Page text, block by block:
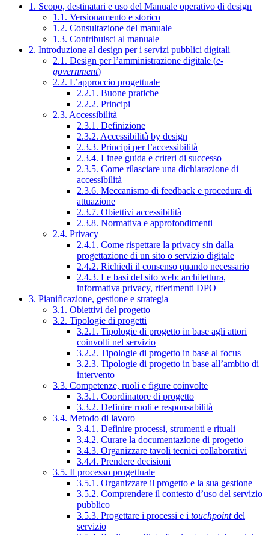
1. Scopo, destinatari e uso del Manuale operativo di design
1.1. Versionamento e storico
1.2. Consultazione del manuale
1.3. Contribuisci al manuale
2. Introduzione al design per i servizi pubblici digitali
2.1. Design per l’amministrazione digitale (e-
government)
2.2. L’approccio progettuale
2.2.1. Buone pratiche
2.2.2. Principi
2.3. Accessibilità
2.3.1. Definizione
2.3.2. Accessibilità by design
2.3.3. Principi per l’accessibilità
2.3.4. Linee guida e criteri di successo
2.3.5. Come rilasciare una dichiarazione di
accessibilità
2.3.6. Meccanismo di feedback e procedura di
attuazione
2.3.7. Obiettivi accessibilità
2.3.8. Normativa e approfondimenti
2.4. Privacy
2.4.1. Come rispettare la privacy sin dalla
progettazione di un sito o servizio digitale
2.4.2. Richiedi il consenso quando necessario
2.4.3. Le basi del sito web: architettura,
informativa privacy, riferimenti DPO
3. Pianificazione, gestione e strategia
3.1. Obiettivi del progetto
3.2. Tipologie di progetti
3.2.1. Tipologie di progetto in base agli attori
coinvolti nel servizio
3.2.2. Tipologie di progetto in base al focus
3.2.3. Tipologie di progetto in base all’ambito di
intervento
3.3. Competenze, ruoli e figure coinvolte
3.3.1. Coordinatore di progetto
3.3.2. Definire ruoli e responsabilità
3.4. Metodo di lavoro
3.4.1. Definire processi, strumenti e rituali
3.4.2. Curare la documentazione di progetto
3.4.3. Organizzare tavoli tecnici collaborativi
3.4.4. Prendere decisioni
3.5. Il processo progettuale
3.5.1. Organizzare il progetto e la sua gestione
3.5.2. Comprendere il contesto d’uso del servizio
pubblico
3.5.3. Progettare i processi e i touchpointdel
servizio